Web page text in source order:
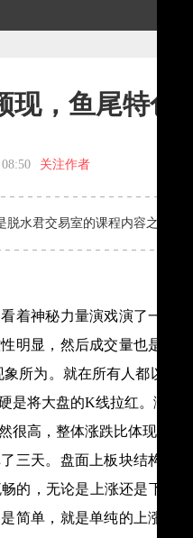
现，鱼尾特色
关注作者
脱水君交易室的课程内容之一，
着神秘力量演戏演了一天
明显，然后成交量也是严
所为。就在所有人都以为
是将大盘的K线拉红。涨跌
很高，整体涨跌比体现出
三天。盘面上板块结构的
的，无论是上涨还是下跌
简单，就是单纯的上涨，